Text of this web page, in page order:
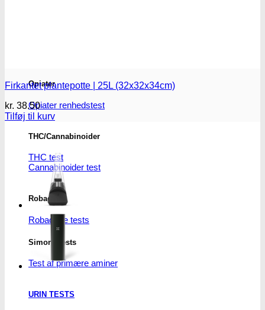
Opiater
Opiater renhedstest
THC/Cannabinoider
THC test
Cannabinoider test
Robadope
Robadope tests
Simons tests
Test af primære aminer
URIN TESTS
Firkantet plantepotte | 25L (32x32x34cm)
kr. 38.50
Tilføj til kurv